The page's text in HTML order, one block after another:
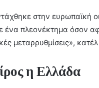
στην ευρωπαϊκή
ένα πλεονέκτημα όσον
μεταρρυθμίσεις»,
η Ελλάδα